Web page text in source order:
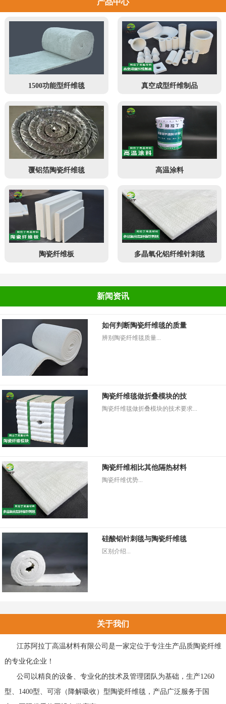
产品中心
1500功能型纤维毯 真空成型纤维制品
覆铝箔陶瓷纤维毯 高温涂料
陶瓷纤维板 多晶氧化铝纤维针刺毯
新闻资讯
如何判断陶瓷纤维毯的质量
辨别陶瓷纤维毯质量...
陶瓷纤维毯做折叠模块的技
陶瓷纤维毯做折叠模块的技术要求...
陶瓷纤维相比其他隔热材料
陶瓷纤维优势...
硅酸铝针刺毯与陶瓷纤维毯
区别介绍...
关于我们
江苏阿拉丁高温材料有限公司是一家定位于专注生产品质陶瓷纤维
的专业化企业！
公司以精良的设备、专业化的技术及管理团队为基础，生产1260
型、1400型、可溶（降解吸收）型陶瓷纤维毯，产品广泛服务于国